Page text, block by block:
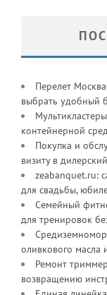
Перелет
выбрать удобный
контейнерной
Покупка и
визиту в
zeabanquet.ru:
для свадьбы,
Семейный
для тренировок
оливкового масла
Ремонт
возвращению